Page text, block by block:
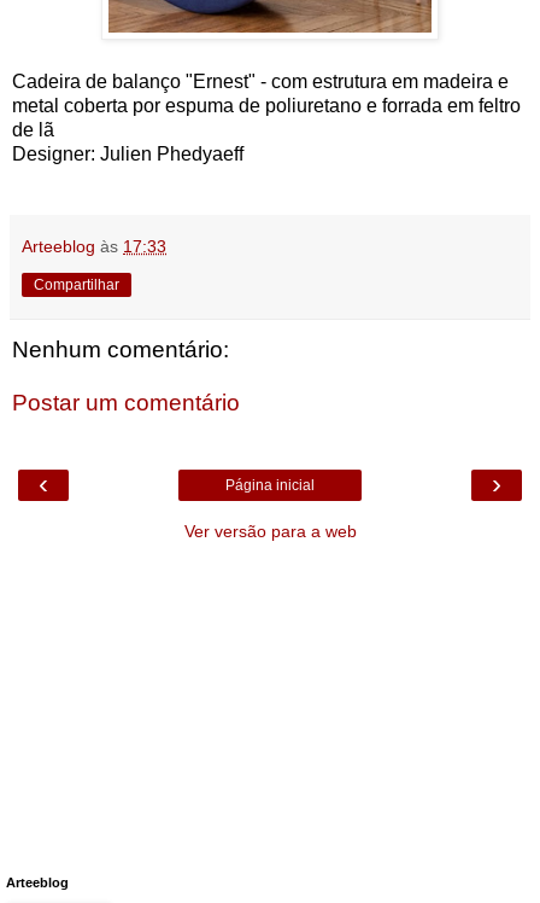
Cadeira de balanço "Ernest" - com estrutura em madeira e
metal coberta por espuma de poliuretano e forrada em feltro
de lã
Designer: Julien Phedyaeff
Arteeblog às 17:33
Compartilhar
Nenhum comentário:
Postar um comentário
‹ ›
Página inicial
Ver versão para a web
Arteeblog